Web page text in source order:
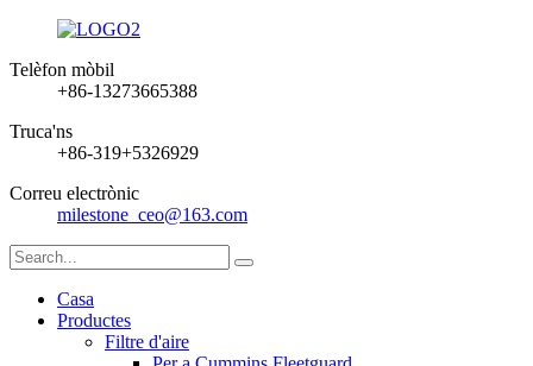
Telèfon mòbil
+86-13273665388
Truca'ns
+86-319+5326929
Correu electrònic
milestone_ceo@163.com
Casa
Productes
Filtre d'aire